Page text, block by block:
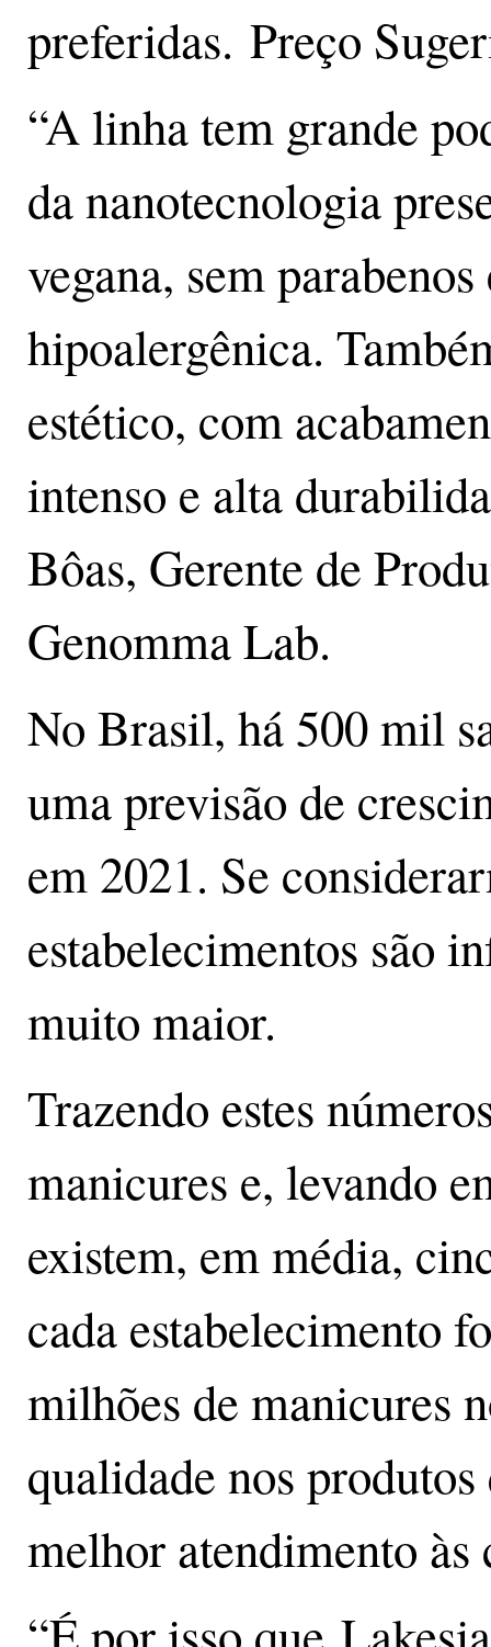
preferidas. Preço
“A linha tem grande
da nanotecnologia
vegana, sem
hipoalergênica.
estético, com
intenso e alta
Bôas, Gerente de
Genomma Lab.
No Brasil, há 500 mil
uma previsão de
em 2021. Se
estabelecimentos são
muito maior.
Trazendo estes
manicures e, levando
existem, em média,
cada estabelecimento
milhões de manicures
qualidade nos
melhor atendimento